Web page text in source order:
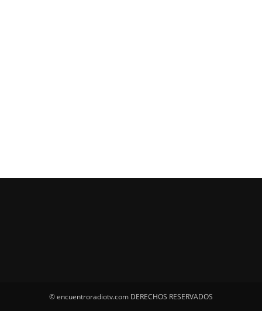
© encuentroradiotv.com DERECHOS RESERVADOS